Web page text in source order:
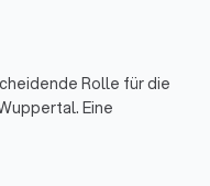
Rolle für die
Eine